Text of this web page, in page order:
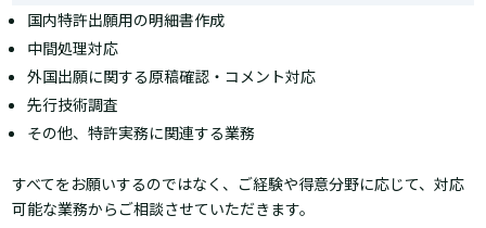
国内特許出願用の明細書作成
中間処理対応
外国出願に関する原稿確認・コメント対応
先行技術調査
その他、特許実務に関連する業務
すべてをお願いするのではなく、ご経験や得意分野に応じて、対応
可能な業務からご相談させていただきます。